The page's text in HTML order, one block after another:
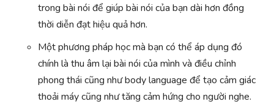
trong bài nói để giúp bài nói của bạn dài hơn đồng
thời diễn đạt hiệu quả hơn.
Một phương pháp học mà bạn có thể áp dụng đó
chính là thu âm lại bài nói của mình và điều chỉnh
phong thái cũng như body language để tạo cảm giác
thoải máy cũng như tăng cảm hứng cho người nghe.